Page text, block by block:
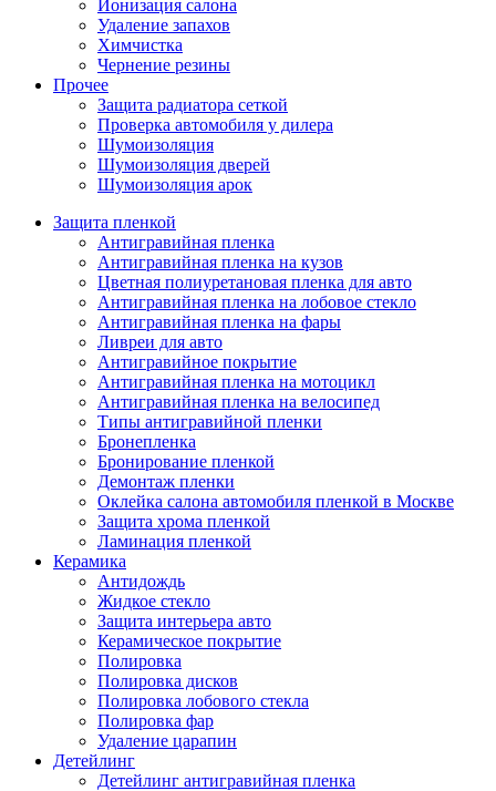
Ионизация салона
Удаление запахов
Химчистка
Чернение резины
Прочее
Защита радиатора сеткой
Проверка автомобиля у дилера
Шумоизоляция
Шумоизоляция дверей
Шумоизоляция арок
Защита пленкой
Антигравийная пленка
Антигравийная пленка на кузов
Цветная полиуретановая пленка для авто
Антигравийная пленка на лобовое стекло
Антигравийная пленка на фары
Ливреи для авто
Антигравийное покрытие
Антигравийная пленка на мотоцикл
Антигравийная пленка на велосипед
Типы антигравийной пленки
Бронепленка
Бронирование пленкой
Демонтаж пленки
Оклейка салона автомобиля пленкой в Москве
Защита хрома пленкой
Ламинация пленкой
Керамика
Антидождь
Жидкое стекло
Защита интерьера авто
Керамическое покрытие
Полировка
Полировка дисков
Полировка лобового стекла
Полировка фар
Удаление царапин
Детейлинг
Детейлинг антигравийная пленка